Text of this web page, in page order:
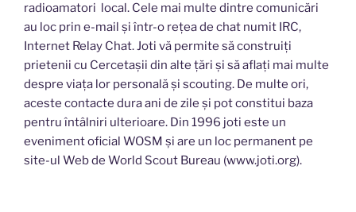
radioamatori local. Cele mai multe dintre comunicări
au loc prin e-mail și într-o rețea de chat numit IRC,
Internet Relay Chat. Joti vă permite să construiți
prietenii cu Cercetașii din alte țări și să aflați mai multe
despre viața lor personală și scouting. De multe ori,
aceste contacte dura ani de zile și pot constitui baza
pentru întâlniri ulterioare. Din 1996 joti este un
eveniment oficial WOSM și are un loc permanent pe
site-ul Web de World Scout Bureau (www.joti.org).